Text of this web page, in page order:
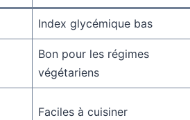
Index glycémique bas
Bon pour les régimes
végétariens
Faciles à cuisiner